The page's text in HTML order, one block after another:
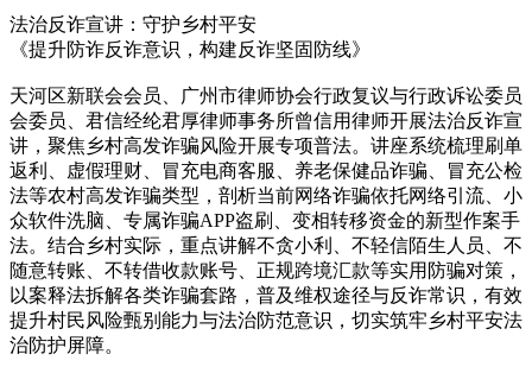
法治反诈宣讲：守护乡村平安
《提升防诈反诈意识，构建反诈坚固防线》
天河区新联会会员、广州市律师协会行政复议与行政诉讼委员
会委员、君信经纶君厚律师事务所曾信用律师开展法治反诈宣
讲，聚焦乡村高发诈骗风险开展专项普法。讲座系统梳理刷单
返利、虚假理财、冒充电商客服、养老保健品诈骗、冒充公检
法等农村高发诈骗类型，剖析当前网络诈骗依托网络引流、小
众软件洗脑、专属诈骗APP盗刷、变相转移资金的新型作案手
法。结合乡村实际，重点讲解不贪小利、不轻信陌生人员、不
随意转账、不转借收款账号、正规跨境汇款等实用防骗对策，
以案释法拆解各类诈骗套路，普及维权途径与反诈常识，有效
提升村民风险甄别能力与法治防范意识，切实筑牢乡村平安法
治防护屏障。